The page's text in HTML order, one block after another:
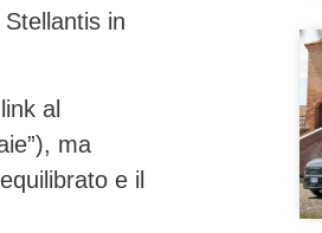
in
al
ma
e il